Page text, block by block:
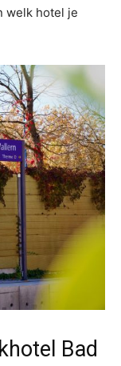
welk hotel je
Bad